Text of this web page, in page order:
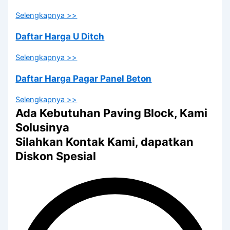
Selengkapnya >>
Daftar Harga U Ditch
Selengkapnya >>
Daftar Harga Pagar Panel Beton
Selengkapnya >>
Ada Kebutuhan Paving Block, Kami
Solusinya
Silahkan Kontak Kami, dapatkan
Diskon Spesial